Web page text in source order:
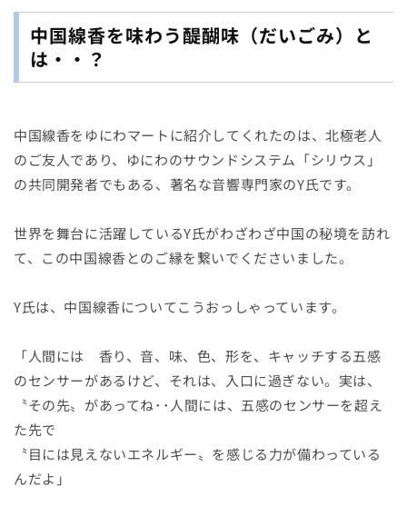
中国線香を味わう醍醐味（だいごみ）と
は・・？
中国線香をゆにわマートに紹介してくれたのは、北極老人
のご友人であり、ゆにわのサウンドシステム「シリウス」
の共同開発者でもある、著名な音響専門家のY氏です。
世界を舞台に活躍しているY氏がわざわざ中国の秘境を訪れ
て、この中国線香とのご縁を繋いでくださいました。
Y氏は、中国線香についてこうおっしゃっています。
「人間には 香り、音、味、色、形を、キャッチする五感
のセンサーがあるけど、それは、入口に過ぎない。実は、
〝その先〟があってね･･人間には、五感のセンサーを超え
た先で
〝目には見えないエネルギー〟を感じる力が備わっている
んだよ」